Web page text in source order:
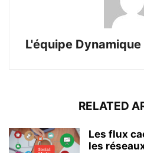
L'équipe
RELATED
Les flux
les